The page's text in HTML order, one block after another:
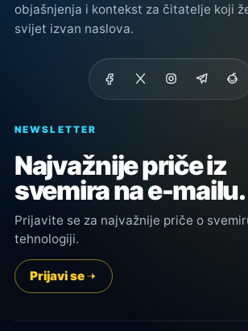
objašnjenja i kontekst za čitatelje koji
svijet izvan naslova.
NEWSLETTER
Najvažnije priče iz
svemira na e-mailu.
Prijavite se za najvažnije priče o
tehnologiji.
Prijavi se